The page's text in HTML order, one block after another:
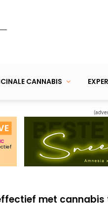
CANNABIS
is dat cannabis
vindt CBD-gebruik
is dat cannabis